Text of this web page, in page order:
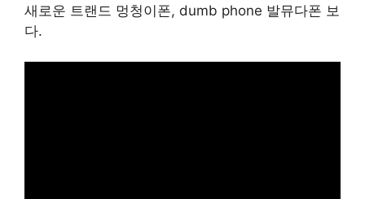
새로운 트랜드 멍청이폰, dumb phone 발뮤다폰 보
다.